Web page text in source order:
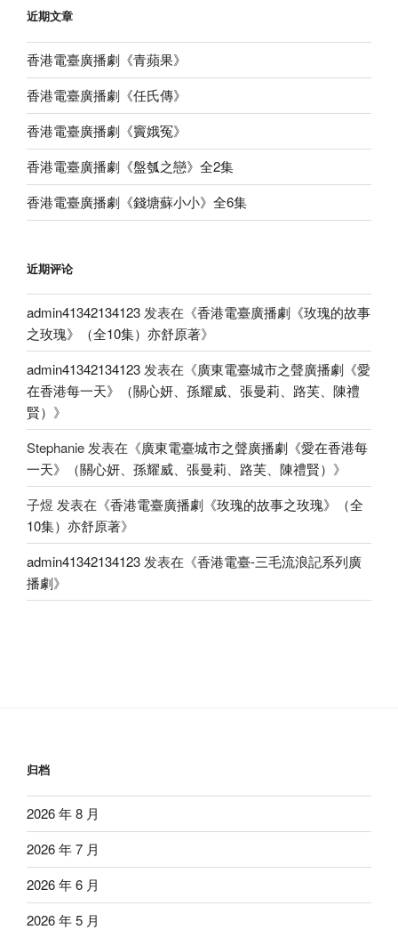
近期文章
香港電臺廣播劇《青蘋果》
香港電臺廣播劇《任氏傳》
香港電臺廣播劇《竇娥冤》
香港電臺廣播劇《盤瓠之戀》全2集
香港電臺廣播劇《錢塘蘇小小》全6集
近期评论
admin41342134123 发表在《香港電臺廣播劇《玫瑰的故事
之玫瑰》（全10集）亦舒原著》
admin41342134123 发表在《廣東電臺城市之聲廣播劇《愛
在香港每一天》（關心妍、孫耀威、張曼莉、路芙、陳禮
賢） 》
Stephanie 发表在《廣東電臺城市之聲廣播劇《愛在香港每
一天》（關心妍、孫耀威、張曼莉、路芙、陳禮賢） 》
子煜 发表在《香港電臺廣播劇《玫瑰的故事之玫瑰》（全
10集）亦舒原著》
admin41342134123 发表在《香港電臺-三毛流浪記系列廣
播劇》
归档
2026 年 8 月
2026 年 7 月
2026 年 6 月
2026 年 5 月